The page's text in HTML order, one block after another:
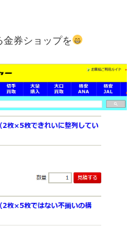
券ショップを